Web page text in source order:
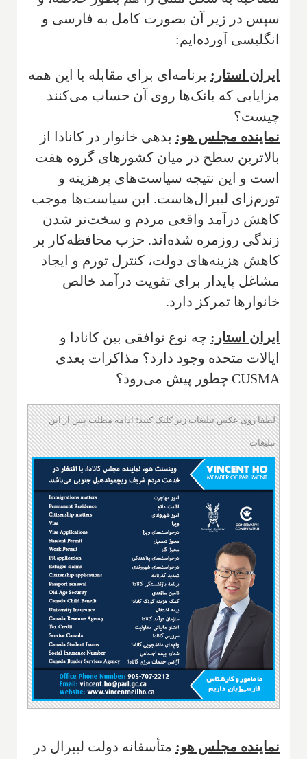
سپس در زیر آن بصورت کامل به فارسی و
انگلیسی آورده‌ایم:
ایران استار: برنامه‌ای برای مقابله با این همه
مزایایی که بانک‌ها روی آن حساب می‌کنند
چیست؟
نماینده مجلس هو: بدهی خانوار در کانادا از
بالاترین سطح در میان کشورهای گروه هفت
است و این نتیجه سیاست‌های پرهزینه و
تورم‌زای لیبرال‌هاست. این سیاست‌ها موجب
کاهش درآمد واقعی مردم و سخت‌تر شدن
زندگی روزمره شده‌اند. حزب محافظه‌کار بر
کاهش هزینه‌های دولت، کنترل تورم و ایجاد
مشاغل پایدار برای تقویت درآمد خالص
خانوارها تمرکز دارد.
ایران استار: چه نوع توافقی بین کانادا و
ایالات متحده وجود دارد؟ مذاکرات بعدی
CUSMA چطور پیش می‌رود؟
لطفا روی عکس تبلیغات زیر کلیک کنید؛ ادامه مطلب پس از این
تبلیغات
نماینده مجلس هو: متأسفانه دولت لیبرال در